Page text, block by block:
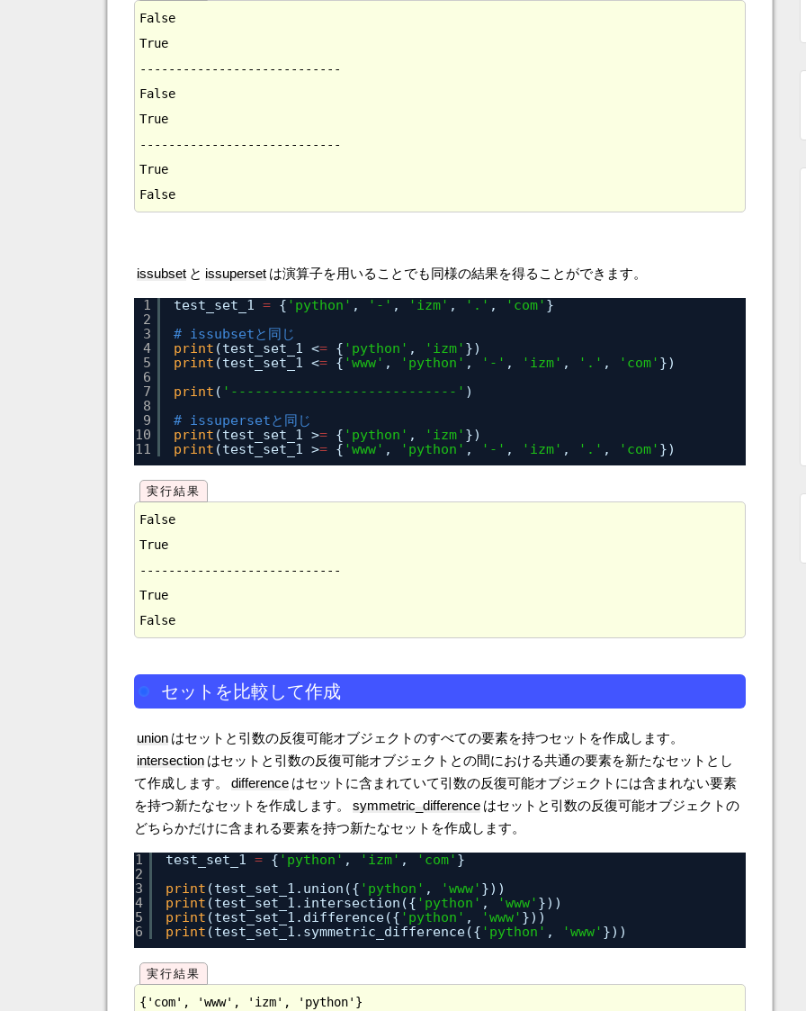
False
True
----------------------------
False
True
----------------------------
True
issubset と issuperset は演算子を用いることでも同様の結果を得ることができます。
1
2
3
4
5
6
7
8
9
10
11
test_set_1 = { 'python' , '-' , 'izm' , '.' , 'com' }
# issubsetと同じ
print (test_set_1 <= { 'python' , 'izm' })
print (test_set_1 <= { 'www' , 'python' , '-' , 'izm' , '.' , 'com' })
print ( '----------------------------' )
# issupersetと同じ
print (test_set_1 >= { 'python' , 'izm' })
print (test_set_1 >= { 'www' , 'python' , '-' , 'izm' , '.' , 'com' })
False
True
----------------------------
True
セットを比較して作成
union はセットと引数の反復可能オブジェクトのすべての要素を持つセットを作成します。
intersection はセットと引数の反復可能オブジェクトとの間における共通の要素を新たなセットとし
て作成します。
difference はセットに含まれていて引数の反復可能オブジェクトには含まれない要素
を持つ新たなセットを作成します。
symmetric_difference はセットと引数の反復可能オブジェクトの
どちらかだけに含まれる要素を持つ新たなセットを作成します。
1
2
3
4
5
6
test_set_1 = { 'python' , 'izm' , 'com' }
print (test_set_1.union({ 'python' , 'www' }))
print (test_set_1.intersection({ 'python' , 'www' }))
print (test_set_1.difference({ 'python' , 'www' }))
print (test_set_1.symmetric_difference({ 'python' , 'www' }))
{'com', 'www', 'izm', 'python'}